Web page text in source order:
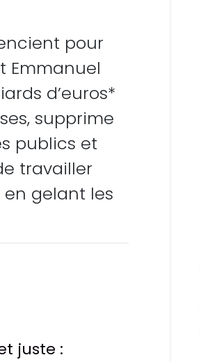
pour
Emmanuel
d’euros*
supprime
publics et
travailler
gelant les
juste :